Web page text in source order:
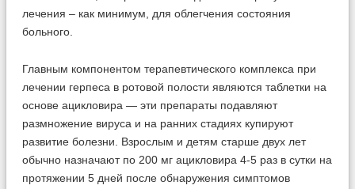
лечения – как минимум, для облегчения состояния
больного.
Главным компонентом терапевтического комплекса при
лечении герпеса в ротовой полости являются таблетки на
основе ацикловира — эти препараты подавляют
размножение вируса и на ранних стадиях купируют
развитие болезни. Взрослым и детям старше двух лет
обычно назначают по 200 мг ацикловира 4-5 раз в сутки на
протяжении 5 дней после обнаружения симптомов